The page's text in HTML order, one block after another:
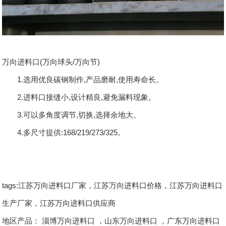
万向进料口(万向球头/万向节)
1.选用优良碳钢制作,产品磨耐,使用寿命长。
2.进料口接缝小,设计精良,避免漏料现象。
3.可以多角度调节,切换,选择余地大。
4.多尺寸提供:168/219/273/325。
tags:江苏万向进料口厂家，江苏万向进料口价格，江苏万向进料口
生产厂家，江苏万向进料口供应商
地区产品：淄博万向进料口 ， 山东万向进料口 ， 广东万向进料口